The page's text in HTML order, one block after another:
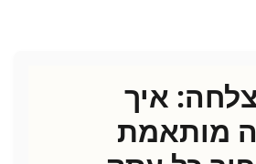
איך
מותאמת